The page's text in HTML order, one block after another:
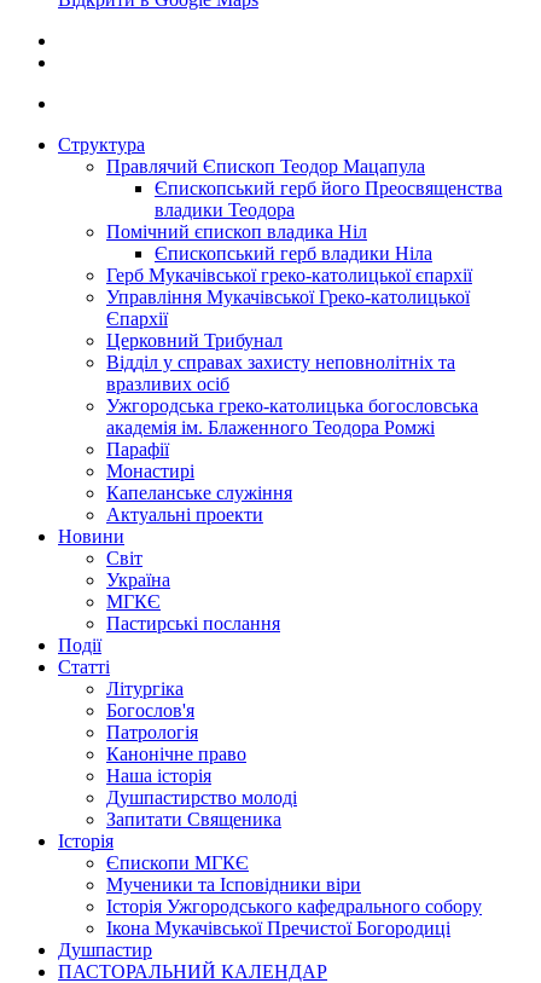
Структура
Правлячий Єпископ Теодор Мацапула
Єпископський герб його Преосвященства
владики Теодора
Помічний єпископ владика Ніл
Єпископський герб владики Ніла
Герб Мукачівської греко-католицької єпархії
Управління Мукачівської Греко-католицької
Єпархії
Церковний Трибунал
Відділ у справах захисту неповнолітніх та
вразливих осіб
Ужгородська греко-католицька богословська
академія ім. Блаженного Теодора Ромжі
Парафії
Монастирі
Капеланське служіння
Актуальні проекти
Новини
Світ
Україна
МГКЄ
Пастирські послання
Події
Статті
Літургіка
Богослов'я
Патрологія
Канонічне право
Наша історія
Душпастирство молоді
Запитати Священика
Історія
Єпископи МГКЄ
Мученики та Ісповідники віри
Історія Ужгородського кафедрального собору
Ікона Мукачівської Пречистої Богородиці
Душпастир
ПАСТОРАЛЬНИЙ КАЛЕНДАР